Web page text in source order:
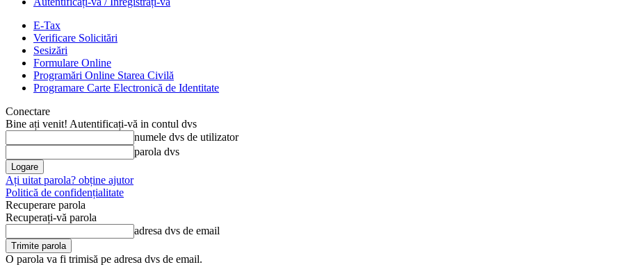
E-Tax
Verificare Solicitări
Sesizări
Formulare Online
Programări Online Starea Civilă
Programare Carte Electronică de Identitate
Conectare
Bine ați venit! Autentificați-vă in contul dvs
numele dvs de utilizator
parola dvs
Ați uitat parola? obține ajutor
Politică de confidențialitate
Recuperare parola
Recuperați-vă parola
adresa dvs de email
O parola va fi trimisă pe adresa dvs de email.